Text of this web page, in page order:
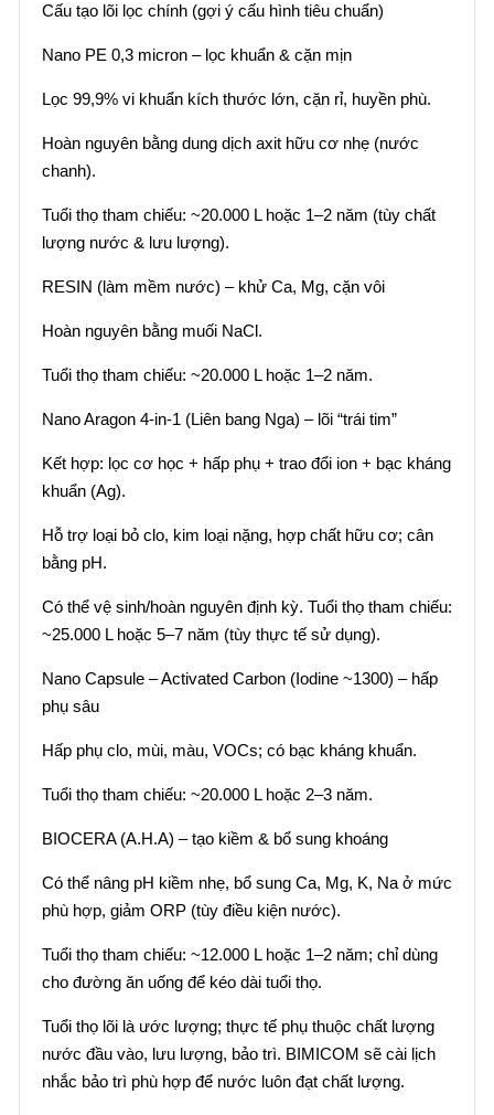
Cấu tạo lõi lọc chính (gợi ý cấu hình tiêu chuẩn)
Nano PE 0,3 micron – lọc khuẩn & cặn mịn
Lọc 99,9% vi khuẩn kích thước lớn, cặn rỉ, huyền phù.
Hoàn nguyên bằng dung dịch axit hữu cơ nhẹ (nước
chanh).
Tuổi thọ tham chiếu: ~20.000 L hoặc 1–2 năm (tùy chất
lượng nước & lưu lượng).
RESIN (làm mềm nước) – khử Ca, Mg, cặn vôi
Hoàn nguyên bằng muối NaCl.
Tuổi thọ tham chiếu: ~20.000 L hoặc 1–2 năm.
Nano Aragon 4-in-1 (Liên bang Nga) – lõi “trái tim”
Kết hợp: lọc cơ học + hấp phụ + trao đổi ion + bạc kháng
khuẩn (Ag).
Hỗ trợ loại bỏ clo, kim loại nặng, hợp chất hữu cơ; cân
bằng pH.
Có thể vệ sinh/hoàn nguyên định kỳ. Tuổi thọ tham chiếu:
~25.000 L hoặc 5–7 năm (tùy thực tế sử dụng).
Nano Capsule – Activated Carbon (Iodine ~1300) – hấp
phụ sâu
Hấp phụ clo, mùi, màu, VOCs; có bạc kháng khuẩn.
Tuổi thọ tham chiếu: ~20.000 L hoặc 2–3 năm.
BIOCERA (A.H.A) – tạo kiềm & bổ sung khoáng
Có thể nâng pH kiềm nhẹ, bổ sung Ca, Mg, K, Na ở mức
phù hợp, giảm ORP (tùy điều kiện nước).
Tuổi thọ tham chiếu: ~12.000 L hoặc 1–2 năm; chỉ dùng
cho đường ăn uống để kéo dài tuổi thọ.
Tuổi thọ lõi là ước lượng; thực tế phụ thuộc chất lượng
nước đầu vào, lưu lượng, bảo trì. BIMICOM sẽ cài lịch
nhắc bảo trì phù hợp để nước luôn đạt chất lượng.